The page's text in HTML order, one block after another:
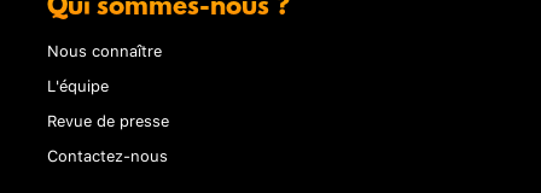
Qui sommes-nous ?
Nous connaître
L'équipe
Revue de presse
Contactez-nous